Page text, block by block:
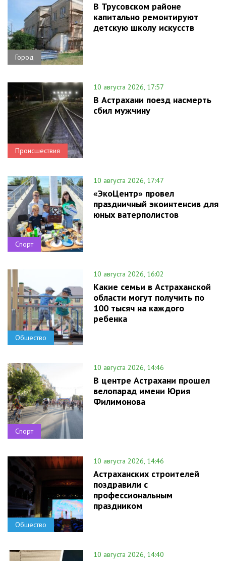
Город
В Трусовском районе
капитально ремонтируют
детскую школу искусств
Происшествия
10 августа 2026, 17:57
В Астрахани поезд насмерть
сбил мужчину
Спорт
10 августа 2026, 17:47
«ЭкоЦентр» провел
праздничный экоинтенсив для
юных ватерполистов
Общество
10 августа 2026, 16:02
Какие семьи в Астраханской
области могут получить по
100 тысяч на каждого
ребенка
Спорт
10 августа 2026, 14:46
В центре Астрахани прошел
велопарад имени Юрия
Филимонова
Общество
10 августа 2026, 14:46
Астраханских строителей
поздравили с
профессиональным
праздником
10 августа 2026, 14:40